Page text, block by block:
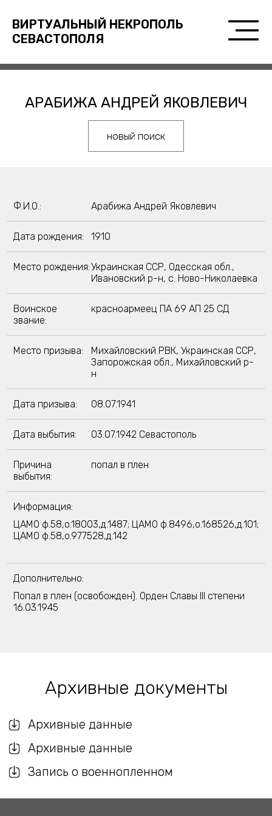
ВИРТУАЛЬНЫЙ НЕКРОПОЛЬ
СЕВАСТОПОЛЯ
АРАБИЖА АНДРЕЙ ЯКОВЛЕВИЧ
новый поиск
Ф.И.О.: Арабижа Андрей Яковлевич
Дата рождения: 1910
Место рождения:Украинская ССР, Одесская обл.,
Ивановский р-н, с. Ново-Николаевка
Воинское
звание:
красноармеец ПА 69 АП 25 СД
Место призыва:
Михайловский РВК, Украинская ССР,
Запорожская обл., Михайловский р-
н
Дата призыва: 08.07.1941
Дата выбытия: 03.07.1942 Севастополь
Причина
выбытия:
попал в плен
Информация:
ЦАМО ф.58,о.18003,д.1487; ЦАМО ф.8496,о.168526,д.101;
ЦАМО ф.58,о.977528,д.142
Дополнительно:
Попал в плен (освобожден). Орден Славы III степени
16.03.1945
Архивные документы
Архивные данные
Архивные данные
Запись о военнопленном